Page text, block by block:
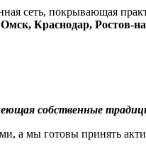
сеть, покрывающая
Краснодар,
собственные
а мы готовы принять